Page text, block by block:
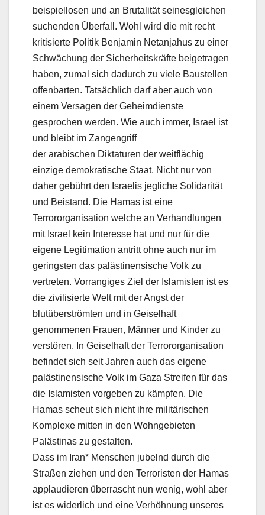
beispiellosen und an Brutalität seinesgleichen
suchenden Überfall. Wohl wird die mit recht
kritisierte Politik Benjamin Netanjahus zu einer
Schwächung der Sicherheitskräfte beigetragen
haben, zumal sich dadurch zu viele Baustellen
offenbarten. Tatsächlich darf aber auch von
einem Versagen der Geheimdienste
gesprochen werden. Wie auch immer, Israel ist
und bleibt im Zangengriff
der arabischen Diktaturen der weitflächig
einzige demokratische Staat. Nicht nur von
daher gebührt den Israelis jegliche Solidarität
und Beistand. Die Hamas ist eine
Terrororganisation welche an Verhandlungen
mit Israel kein Interesse hat und nur für die
eigene Legitimation antritt ohne auch nur im
geringsten das palästinensische Volk zu
vertreten. Vorrangiges Ziel der Islamisten ist es
die zivilisierte Welt mit der Angst der
blutüberströmten und in Geiselhaft
genommenen Frauen, Männer und Kinder zu
verstören. In Geiselhaft der Terrororganisation
befindet sich seit Jahren auch das eigene
palästinensische Volk im Gaza Streifen für das
die Islamisten vorgeben zu kämpfen. Die
Hamas scheut sich nicht ihre militärischen
Komplexe mitten in den Wohngebieten
Palästinas zu gestalten.
Dass im Iran* Menschen jubelnd durch die
Straßen ziehen und den Terroristen der Hamas
applaudieren überrascht nun wenig, wohl aber
ist es widerlich und eine Verhöhnung unseres